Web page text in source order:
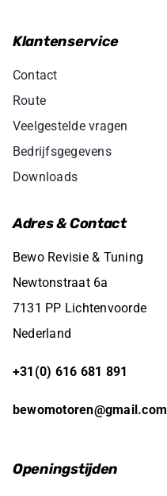
Klantenservice
Contact
Route
Veelgestelde vragen
Bedrijfsgegevens
Downloads
Adres & Contact
Bewo Revisie & Tuning
Newtonstraat 6a
7131 PP Lichtenvoorde
Nederland
+31(0) 616 681 891
bewomotoren@gmail.com
Openingstijden